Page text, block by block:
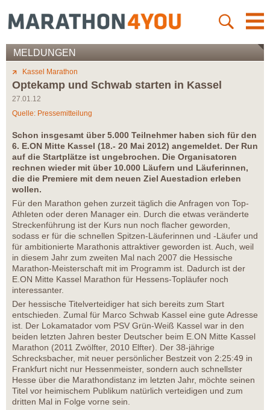
MELDUNGEN
Kassel Marathon
Optekamp und Schwab starten in Kassel
27.01.12
Quelle: Pressemitteilung
Schon insgesamt über 5.000 Teilnehmer haben sich für den
6. E.ON Mitte Kassel (18.- 20 Mai 2012) angemeldet. Der Run
auf die Startplätze ist ungebrochen. Die Organisatoren
rechnen wieder mit über 10.000 Läufern und Läuferinnen,
die die Premiere mit dem neuen Ziel Auestadion erleben
wollen.
Für den Marathon gehen zurzeit täglich die Anfragen von Top-
Athleten oder deren Manager ein. Durch die etwas veränderte
Streckenführung ist der Kurs nun noch flacher geworden,
sodass er für die schnellen Spitzen-Läuferinnen und -Läufer und
für ambitionierte Marathonis attraktiver geworden ist. Auch, weil
in diesem Jahr zum zweiten Mal nach 2007 die Hessische
Marathon-Meisterschaft mit im Programm ist. Dadurch ist der
E.ON Mitte Kassel Marathon für Hessens-Topläufer noch
interessanter.
Der hessische Titelverteidiger hat sich bereits zum Start
entschieden. Zumal für Marco Schwab Kassel eine gute Adresse
ist. Der Lokamatador vom PSV Grün-Weiß Kassel war in den
beiden letzten Jahren bester Deutscher beim E.ON Mitte Kassel
Marathon (2011 Zwölfter, 2010 Elfter). Der 38-jährige
Schrecksbacher, mit neuer persönlicher Bestzeit von 2:25:49 in
Frankfurt nicht nur Hessenmeister, sondern auch schnellster
Hesse über die Marathondistanz im letzten Jahr, möchte seinen
Titel vor heimischem Publikum natürlich verteidigen und zum
dritten Mal in Folge vorne sein.